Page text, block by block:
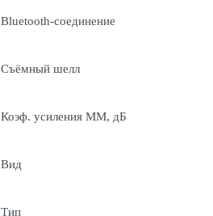
Bluetooth-соединение
Съёмный шелл
Коэф. усиления ММ, дБ
Вид
Тип